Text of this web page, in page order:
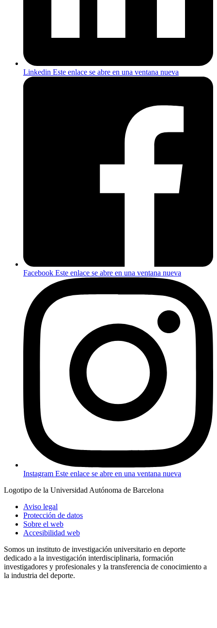
Linkedin Este enlace se abre en una ventana nueva
Facebook Este enlace se abre en una ventana nueva
Instagram Este enlace se abre en una ventana nueva
Logotipo de la Universidad Autónoma de Barcelona
Aviso legal
Protección de datos
Sobre el web
Accesibilidad web
Somos un instituto de investigación universitario en deporte
dedicado a la investigación interdisciplinaria, formación
investigadores y profesionales y la transferencia de conocimiento a
la industria del deporte.